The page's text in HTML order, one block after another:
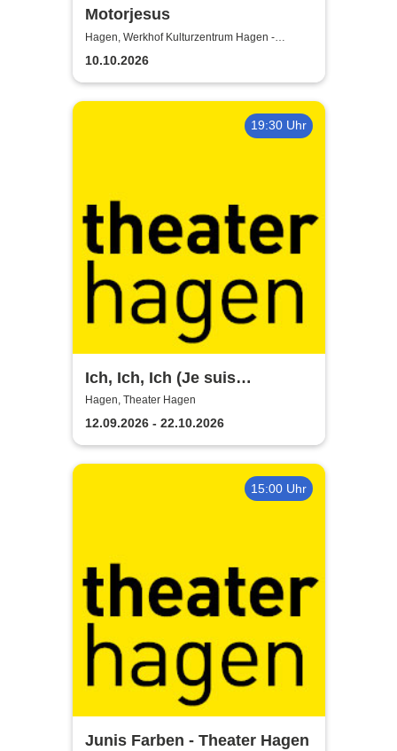
Motorjesus
Hagen, Werkhof Kulturzentrum Hagen -
Hohenlimburg
10.10.2026
19:30 Uhr
Ich, Ich, Ich (Je suis
narcissiste) - Theater Hagen
Hagen, Theater Hagen
12.09.2026 - 22.10.2026
15:00 Uhr
Junis Farben - Theater Hagen